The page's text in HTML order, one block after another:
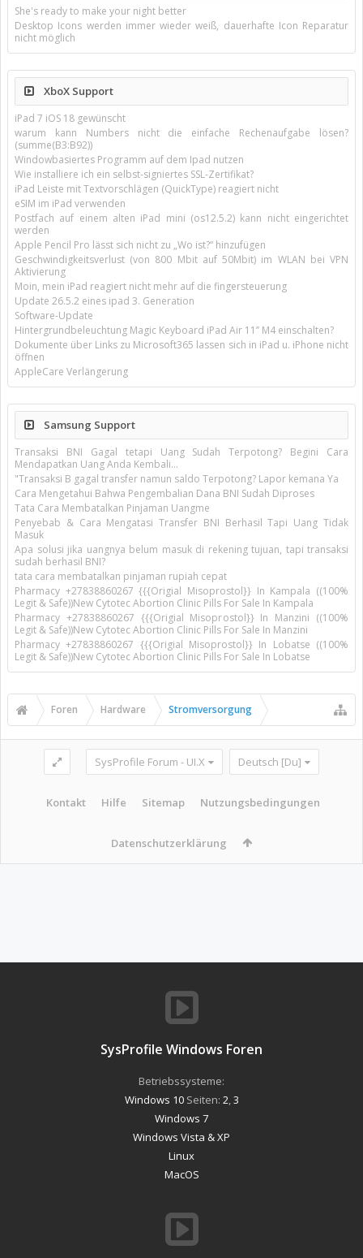
She's ready to make your night better
Desktop Icons werden immer wieder weiß, dauerhafte Icon Reparatur
nicht möglich
XboX Support
iPad 7 iOS 18 gewünscht
warum kann Numbers nicht die einfache Rechenaufgabe lösen?
(summe(B3:B92))
Windowbasiertes Programm auf dem Ipad nutzen
Wie installiere ich ein selbst-signiertes SSL-Zertifikat?
iPad Leiste mit Textvorschlägen (QuickType) reagiert nicht
eSIM im iPad verwenden
Postfach auf einem alten iPad mini (os12.5.2) kann nicht eingerichtet
werden
Apple Pencil Pro lässt sich nicht zu „Wo ist?“ hinzufügen
Geschwindigkeitsverlust (von 800 Mbit auf 50Mbit) im WLAN bei VPN
Aktivierung
Moin, mein iPad reagiert nicht mehr auf die fingersteuerung
Update 26.5.2 eines ipad 3. Generation
Software-Update
Hintergrundbeleuchtung Magic Keyboard iPad Air 11’’ M4 einschalten?
Dokumente über Links zu Microsoft365 lassen sich in iPad u. iPhone nicht
öffnen
AppleCare Verlängerung
Samsung Support
Transaksi BNI Gagal tetapi Uang Sudah Terpotong? Begini Cara
Mendapatkan Uang Anda Kembali...
"Transaksi B gagal transfer namun saldo Terpotong? Lapor kemana Ya
Cara Mengetahui Bahwa Pengembalian Dana BNI Sudah Diproses
Tata Cara Membatalkan Pinjaman Uangme
Penyebab & Cara Mengatasi Transfer BNI Berhasil Tapi Uang Tidak
Masuk
Apa solusi jika uangnya belum masuk di rekening tujuan, tapi transaksi
sudah berhasil BNI?
tata cara membatalkan pinjaman rupiah cepat
Pharmacy +27838860267 {{{Origial Misoprostol}} In Kampala ((100%
Legit & Safe))New Cytotec Abortion Clinic Pills For Sale In Kampala
Pharmacy +27838860267 {{{Origial Misoprostol}} In Manzini ((100%
Legit & Safe))New Cytotec Abortion Clinic Pills For Sale In Manzini
Pharmacy +27838860267 {{{Origial Misoprostol}} In Lobatse ((100%
Legit & Safe))New Cytotec Abortion Clinic Pills For Sale In Lobatse
Foren Hardware Stromversorgung
SysProfile Forum - UI.X Deutsch [Du]
Kontakt Hilfe Sitemap Nutzungsbedingungen
Datenschutzerklärung
SysProfile Windows Foren
Betriebssysteme:
Windows 10Seiten: 2 3
Windows 7
Windows Vista & XP
Linux
MacOS